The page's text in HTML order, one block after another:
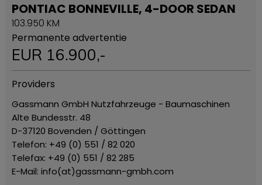
PONTIAC BONNEVILLE, 4-DOOR SEDAN
103.950 KM
Permanente advertentie
EUR 16.900,-
Providers
Gassmann GmbH Nutzfahrzeuge - Baumaschinen
Alte Bundesstr. 48
D-37120 Bovenden / Göttingen
Telefon: +49 (0) 551 / 82 020
Telefax: +49 (0) 551 / 82 285
E-Mail: info(at)gassmann-gmbh.com